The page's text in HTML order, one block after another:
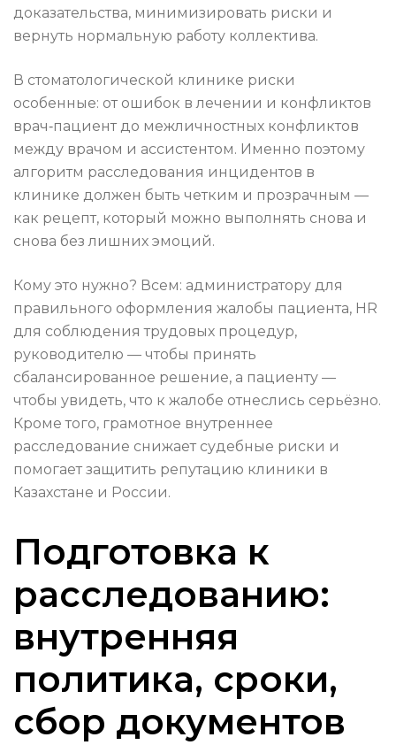
доказательства, минимизировать риски и
вернуть нормальную работу коллектива.
В стоматологической клинике риски
особенные: от ошибок в лечении и конфликтов
врач‑пациент до межличностных конфликтов
между врачом и ассистентом. Именно поэтому
алгоритм расследования инцидентов в
клинике должен быть четким и прозрачным —
как рецепт, который можно выполнять снова и
снова без лишних эмоций.
Кому это нужно? Всем: администратору для
правильного оформления жалобы пациента, HR
для соблюдения трудовых процедур,
руководителю — чтобы принять
сбалансированное решение, а пациенту —
чтобы увидеть, что к жалобе отнеслись серьёзно.
Кроме того, грамотное внутреннее
расследование снижает судебные риски и
помогает защитить репутацию клиники в
Казахстане и России.
Подготовка к
расследованию:
внутренняя
политика, сроки,
сбор документов